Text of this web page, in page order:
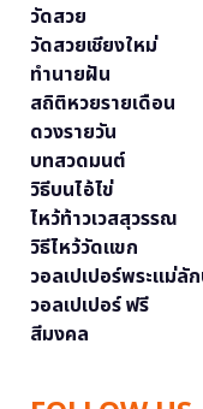
วัดสวย
วัดสวยเชียงใหม่
ทำนายฝัน
สถิติหวยรายเดือน
ดวงรายวัน
บทสวดมนต์
วิธีบนไอ้ไข่
ไหว้ท้าวเวสสุวรรณ
วิธีไหว้วัดแขก
วอลเปเปอร์พระแม่ลั
วอลเปเปอร์ ฟรี
สีมงคล